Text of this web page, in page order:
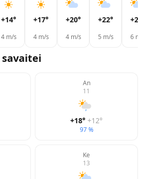
+14°
4m/s
+17°
4m/s
+20°
4m/s
+22°
5 m/s
+24
6m/s
savaitei
An
11
+18° +12°
97 %
Ke
13